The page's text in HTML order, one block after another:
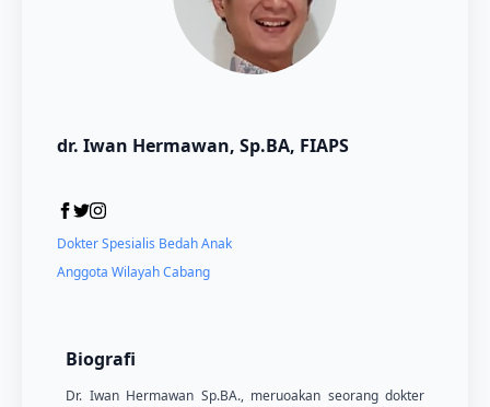
dr. Iwan Hermawan, Sp.BA, FIAPS
Dokter Spesialis Bedah Anak
Anggota Wilayah Cabang
Biografi
Dr. Iwan Hermawan Sp.BA., meruoakan seorang dokter